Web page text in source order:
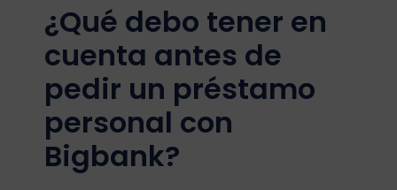
¿Qué debo tener en
cuenta antes de
pedir un préstamo
personal con
Bigbank?